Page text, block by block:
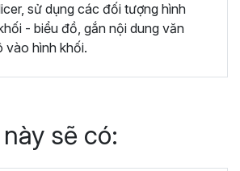
sử dụng các đối tượng hình
- biểu đồ, gắn nội dung văn
vào hình khối.
sẽ có: